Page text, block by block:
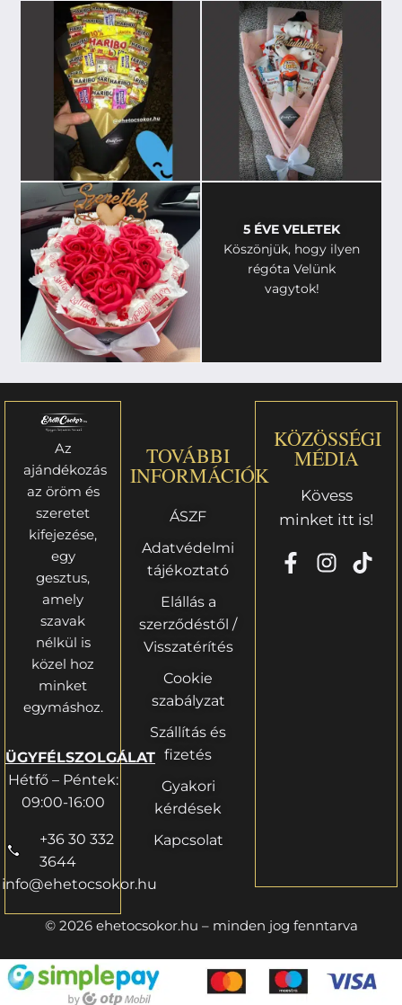
5 ÉVE VELETEK
Köszönjük, hogy ilyen
régóta Velünk
vagytok!
Az
ajándékozás
az öröm és
szeretet
kifejezése,
egy
gesztus,
amely
szavak
nélkül is
közel hoz
minket
egymáshoz.
ÜGYFÉLSZOLGÁLAT
Hétfő – Péntek:
09:00-16:00
+36 30 332
3644
info@ehetocsokor.hu
TOVÁBBI
INFORMÁCIÓK
ÁSZF
Adatvédelmi
tájékoztató
Elállás a
szerződéstől /
Visszatérítés
Cookie
szabályzat
Szállítás és
fizetés
Gyakori
kérdések
Kapcsolat
KÖZÖSSÉGI
MÉDIA
Kövess
minket itt is!
© 2026 ehetocsokor.hu – minden jog fenntarva